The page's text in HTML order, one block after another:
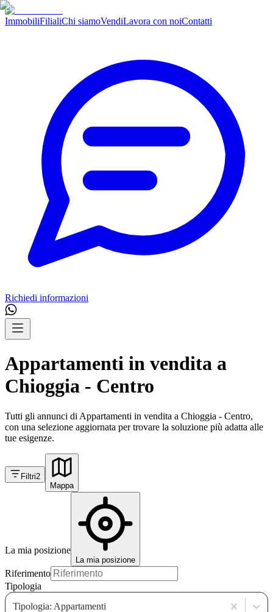
ImmobiliFilialiChi siamoVendiLavora con noiContatti
Richiedi informazioni
Appartamenti in vendita a
Chioggia - Centro
Tutti gli annunci di Appartamenti in vendita a Chioggia - Centro,
con una selezione aggiornata per trovare la soluzione più adatta alle
tue esigenze.
Filtri2
Mappa
La mia posizione
La mia posizione
Riferimento
Tipologia
Tipologia: Appartamenti